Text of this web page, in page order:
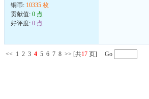
铜币: 10335 枚
贡献值: 0 点
好评度: 0 点
<< 1 2 3 4 5 6 7 8 >> [共17 页] Go